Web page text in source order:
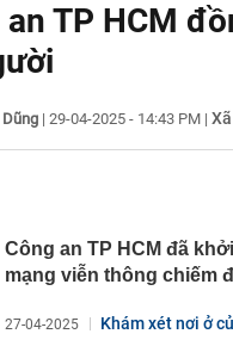
nhiều
3 thói
17:04
Nữ ca
17:00
Fed
1
chạm
an TP HCM
| 29-04-2025 - 14:43 PM |
Công an TP HCM đã
mạng viễn thông chiếm
27-04-2025 Khám xét nơi ở